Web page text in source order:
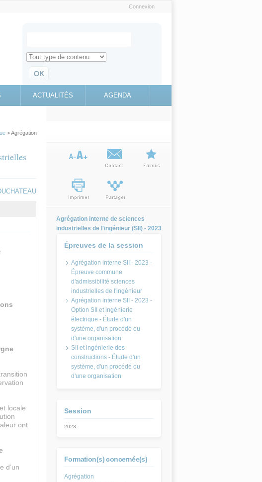
Connexion
Search for
Retrouvez toute l'information sur le site education.gouv.fr
ACTUALITÉS AGENDA
> Agrégation
locale
ont
d’un
Agrégation interne de sciences
industrielles de l'ingénieur (SII) - 2023
Épreuves de la session
Agrégation interne SII - 2023 -
Épreuve commune
d'admissibilité sciences
industrielles de l'ingénieur
Agrégation interne SII - 2023 -
Option SII et ingénierie
électrique - Étude d'un
système, d'un procédé ou
d'une organisation
SII et ingénierie des
constructions - Étude d'un
système, d'un procédé ou
d'une organisation
Session
2023
Formation(s) concernée(s)